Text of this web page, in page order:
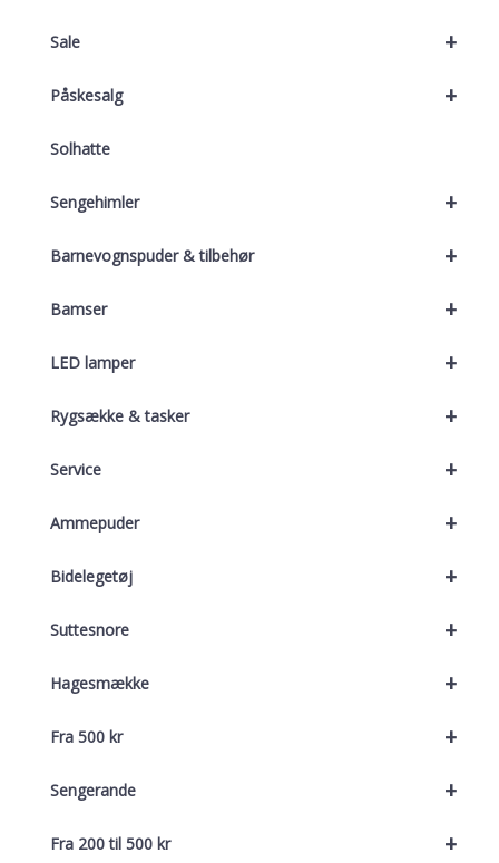
+
Sale
+
Påskesalg
Solhatte
+
Sengehimler
+
Barnevognspuder & tilbehør
+
Bamser
+
LED lamper
+
Rygsække & tasker
+
Service
+
Ammepuder
+
Bidelegetøj
+
Suttesnore
+
Hagesmække
+
Fra 500 kr
+
Sengerande
+
Fra 200 til 500 kr